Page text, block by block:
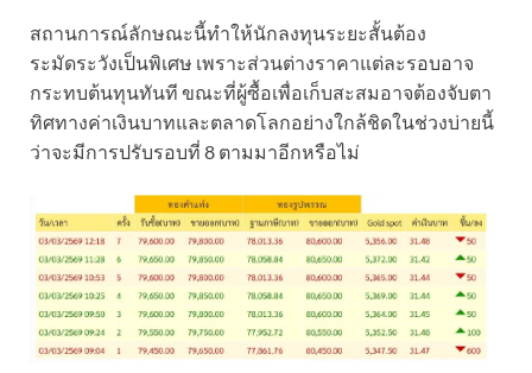
สถานการณ์ลักษณะนี้ทำให้นักลงทุนระยะสั้นต้อง
ระมัดระวังเป็นพิเศษ เพราะส่วนต่างราคาแต่ละรอบอาจ
กระทบต้นทุนทันที ขณะที่ผู้ซื้อเพื่อเก็บสะสมอาจต้องจับตา
ทิศทางค่าเงินบาทและตลาดโลกอย่างใกล้ชิดในช่วงบ่ายนี้
ว่าจะมีการปรับรอบที่ 8 ตามมาอีกหรือไม่